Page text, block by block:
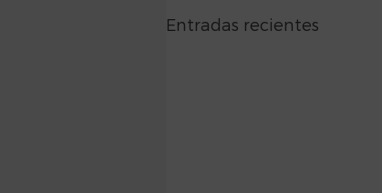
Entradas recientes